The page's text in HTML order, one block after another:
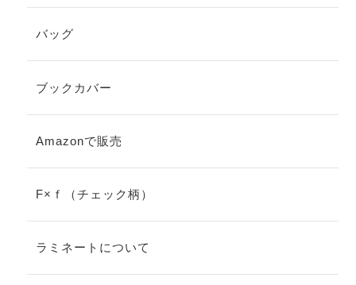
バッグ
ブックカバー
Amazonで販売
F×ｆ（チェック柄）
ラミネートについて